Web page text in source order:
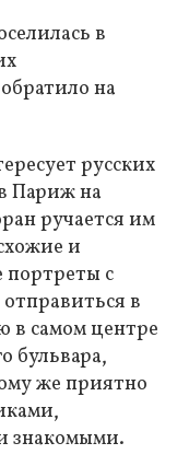
в
на
русских
Париж на
ручается им
и
портреты с
в
в самом центре
бульвара,
же приятно
знакомыми.